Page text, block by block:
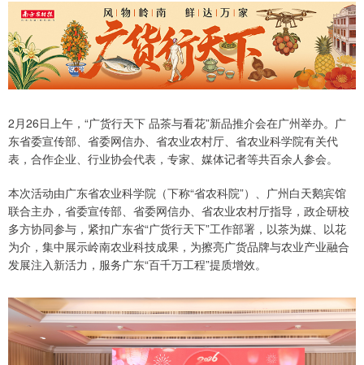
2月26日上午，“广货行天下 品茶与看花”新品推介会在广州举办。广
东省委宣传部、省委网信办、省农业农村厅、省农业科学院有关代
表，合作企业、行业协会代表，专家、媒体记者等共百余人参会。
本次活动由广东省农业科学院（下称“省农科院”）、广州白天鹅宾馆
联合主办，省委宣传部、省委网信办、省农业农村厅指导，政企研校
多方协同参与，紧扣广东省“广货行天下”工作部署，以茶为媒、以花
为介，集中展示岭南农业科技成果，为擦亮广货品牌与农业产业融合
发展注入新活力，服务广东“百千万工程”提质增效。